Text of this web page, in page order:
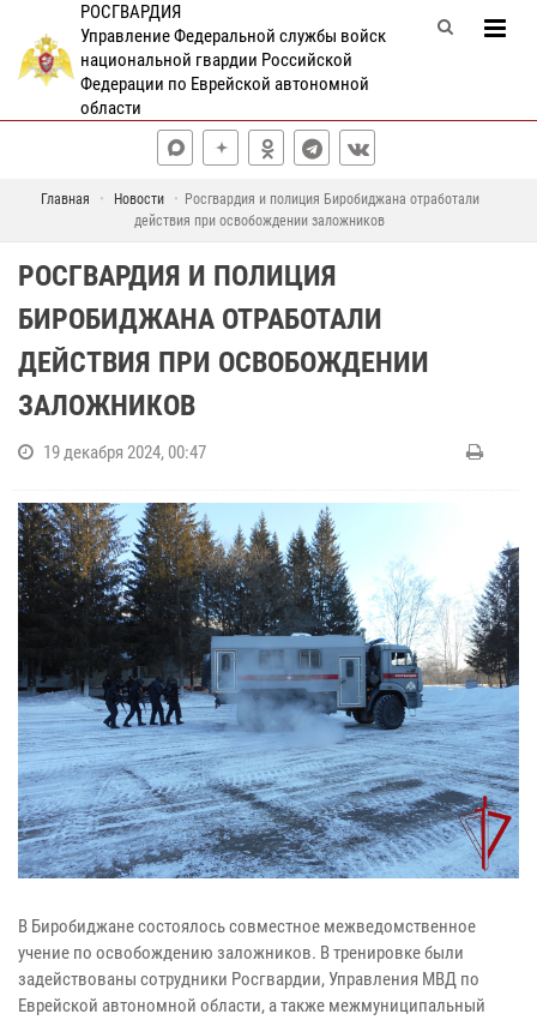
РОСГВАРДИЯ
Управление Федеральной службы войск
национальной гвардии Российской
Федерации по Еврейской автономной
области
Главная Новости
Росгвардия и полиция Биробиджана отработали
действия при освобождении заложников
РОСГВАРДИЯ И ПОЛИЦИЯ
БИРОБИДЖАНА ОТРАБОТАЛИ
ДЕЙСТВИЯ ПРИ ОСВОБОЖДЕНИИ
ЗАЛОЖНИКОВ
19 декабря 2024, 00:47
В Биробиджане состоялось совместное межведомственное
учение по освобождению заложников. В тренировке были
задействованы сотрудники Росгвардии, Управления МВД по
Еврейской автономной области, а также межмуниципальный